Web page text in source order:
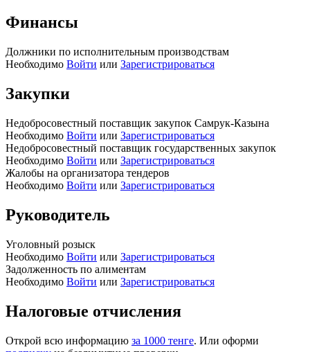
Финансы
Должники по исполнительным производствам
Необходимо Войти или Зарегистрироваться
Закупки
Недобросовестный поставщик закупок Самрук-Казына
Необходимо Войти или Зарегистрироваться
Недобросовестный поставщик государственных закупок
Необходимо Войти или Зарегистрироваться
Жалобы на организатора тендеров
Необходимо Войти или Зарегистрироваться
Руководитель
Уголовный розыск
Необходимо Войти или Зарегистрироваться
Задолженность по алиментам
Необходимо Войти или Зарегистрироваться
Налоговые отчисления
Открой всю информацию за 1000 тенге. Или оформи